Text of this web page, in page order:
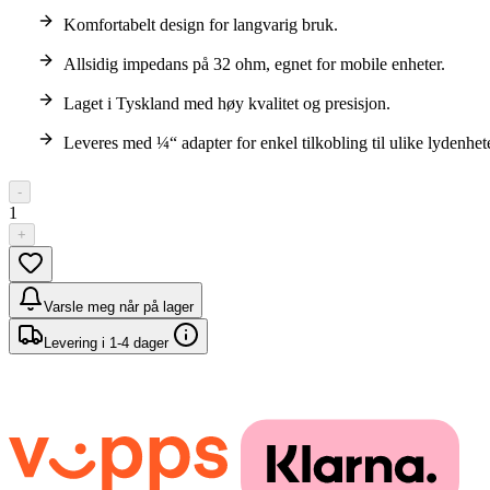
Komfortabelt design for langvarig bruk.
Allsidig impedans på 32 ohm, egnet for mobile enheter.
Laget i Tyskland med høy kvalitet og presisjon.
Leveres med ¼“ adapter for enkel tilkobling til ulike
-
1
+
Varsle meg når på lager
Levering i 1-4 dager